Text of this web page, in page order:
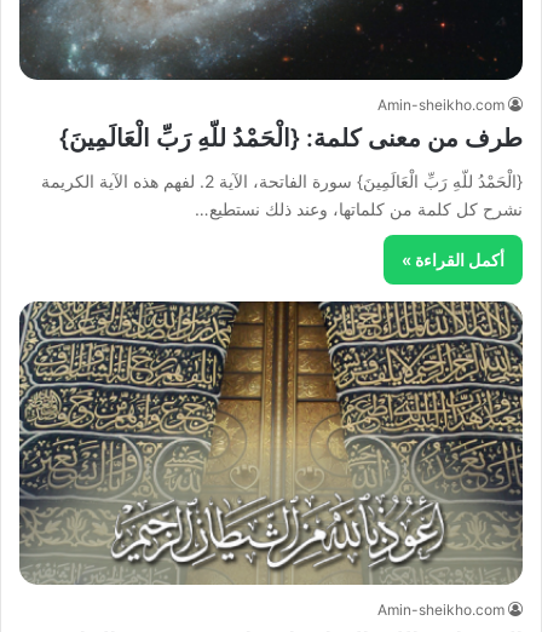
Amin-sheikho.com
طرف من معنى كلمة: {الْحَمْدُ للّهِ رَبِّ الْعَالَمِينَ}
{الْحَمْدُ للّهِ رَبِّ الْعَالَمِينَ} سورة الفاتحة، الآية 2. لفهم هذه الآية الكريمة
نشرح كل كلمة من كلماتها، وعند ذلك نستطيع…
أكمل القراءة »
Amin-sheikho.com